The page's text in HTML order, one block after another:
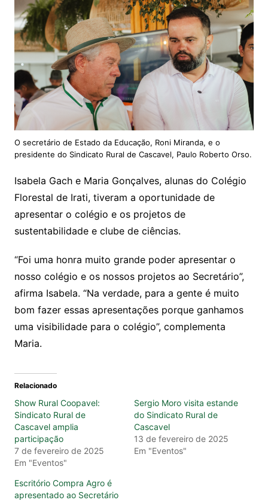
O secretário de Estado da Educação, Roni Miranda, e o
presidente do Sindicato Rural de Cascavel, Paulo Roberto Orso.
Isabela Gach e Maria Gonçalves, alunas do Colégio
Florestal de Irati, tiveram a oportunidade de
apresentar o colégio e os projetos de
sustentabilidade e clube de ciências.
“Foi uma honra muito grande poder apresentar o
nosso colégio e os nossos projetos ao Secretário”,
afirma Isabela. “Na verdade, para a gente é muito
bom fazer essas apresentações porque ganhamos
uma visibilidade para o colégio”, complementa
Maria.
Relacionado
Show Rural Coopavel:
Sindicato Rural de
Cascavel amplia
participação
7 de fevereiro de 2025
Em "Eventos"
Sergio Moro visita estande
do Sindicato Rural de
Cascavel
13 de fevereiro de 2025
Em "Eventos"
Escritório Compra Agro é
apresentado ao Secretário